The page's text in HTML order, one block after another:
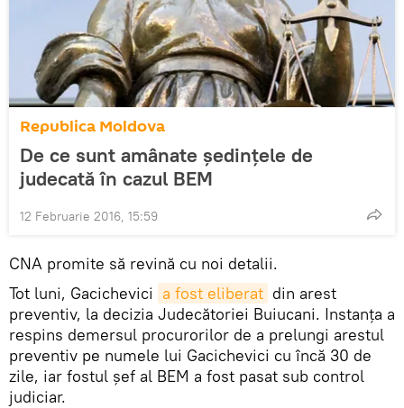
Republica Moldova
De ce sunt amânate ședințele de
judecată în cazul BEM
12 Februarie 2016, 15:59
CNA promite să revină cu noi detalii.
Tot luni, Gacichevici a fost eliberat din arest
preventiv, la decizia Judecătoriei Buiucani. Instanţa a
respins demersul procurorilor de a prelungi arestul
preventiv pe numele lui Gacichevici cu încă 30 de
zile, iar fostul şef al BEM a fost pasat sub control
judiciar.